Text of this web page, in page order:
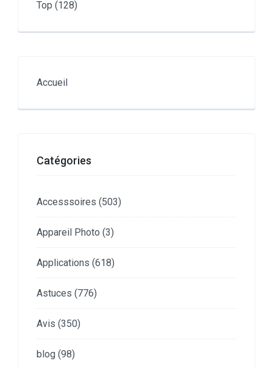
Top (128)
Accueil
Catégories
Accesssoires (503)
Appareil Photo (3)
Applications (618)
Astuces (776)
Avis (350)
blog (98)